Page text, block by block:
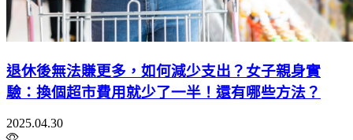
退休後無法賺更多，如何減少支出？女子親身實
驗：換個超市費用就少了一半！還有哪些方法？
2025.04.30